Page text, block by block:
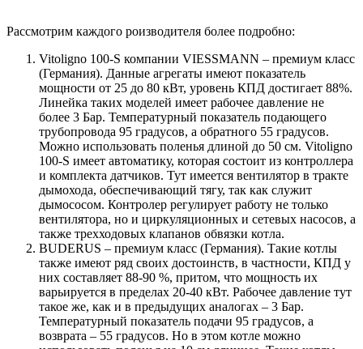
Рассмотрим каждого роизводителя более подробно:
Vitoligno 100-S компании VIESSMANN – премиум класс
(Германия). Данные агрегаты имеют показатель
мощности от 25 до 80 кВт, уровень КПД достигает 88%.
Линейка таких моделей имеет рабочее давление не
более 3 Бар. Температурный показатель подающего
трубопровода 95 градусов, а обратного 55 градусов.
Можно использовать поленья длиной до 50 см. Vitoligno
100-S имеет автоматику, которая состоит из контроллера
и комплекта датчиков. Тут имеется вентилятор в тракте
дымохода, обеспечивающий тягу, так как служит
дымососом. Контролер регулирует работу не только
вентилятора, но и циркуляционных и сетевых насосов, а
также трехходовых клапанов обвязки котла.
BUDERUS – премиум класс (Германия). Такие котлы
также имеют ряд своих достоинств, в частности, КПД у
них составляет 88-90 %, притом, что мощность их
варьируется в пределах 20-40 кВт. Рабочее давление тут
такое же, как и в предыдущих аналогах – 3 Бар.
Температурный показатель подачи 95 градусов, а
возврата – 55 градусов. Но в этом котле можно